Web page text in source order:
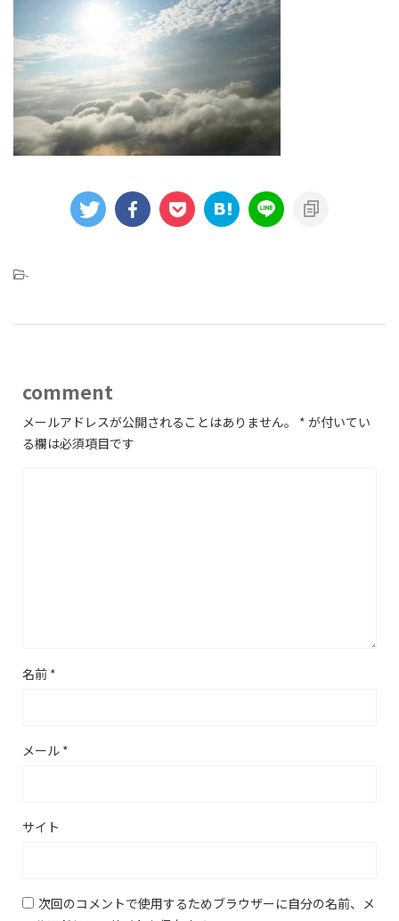
-
comment
メールアドレスが公開されることはありません。 * が付いてい
る欄は必須項目です
名前 *
メール *
サイト
次回のコメントで使用するためブラウザーに自分の名前、メ